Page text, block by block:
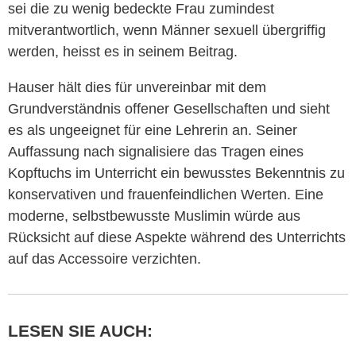
sei die zu wenig bedeckte Frau zumindest
mitverantwortlich, wenn Männer sexuell übergriffig
werden, heisst es in seinem Beitrag.
Hauser hält dies für unvereinbar mit dem
Grundverständnis offener Gesellschaften und sieht
es als ungeeignet für eine Lehrerin an. Seiner
Auffassung nach signalisiere das Tragen eines
Kopftuchs im Unterricht ein bewusstes Bekenntnis zu
konservativen und frauenfeindlichen Werten. Eine
moderne, selbstbewusste Muslimin würde aus
Rücksicht auf diese Aspekte während des Unterrichts
auf das Accessoire verzichten.
LESEN SIE AUCH: